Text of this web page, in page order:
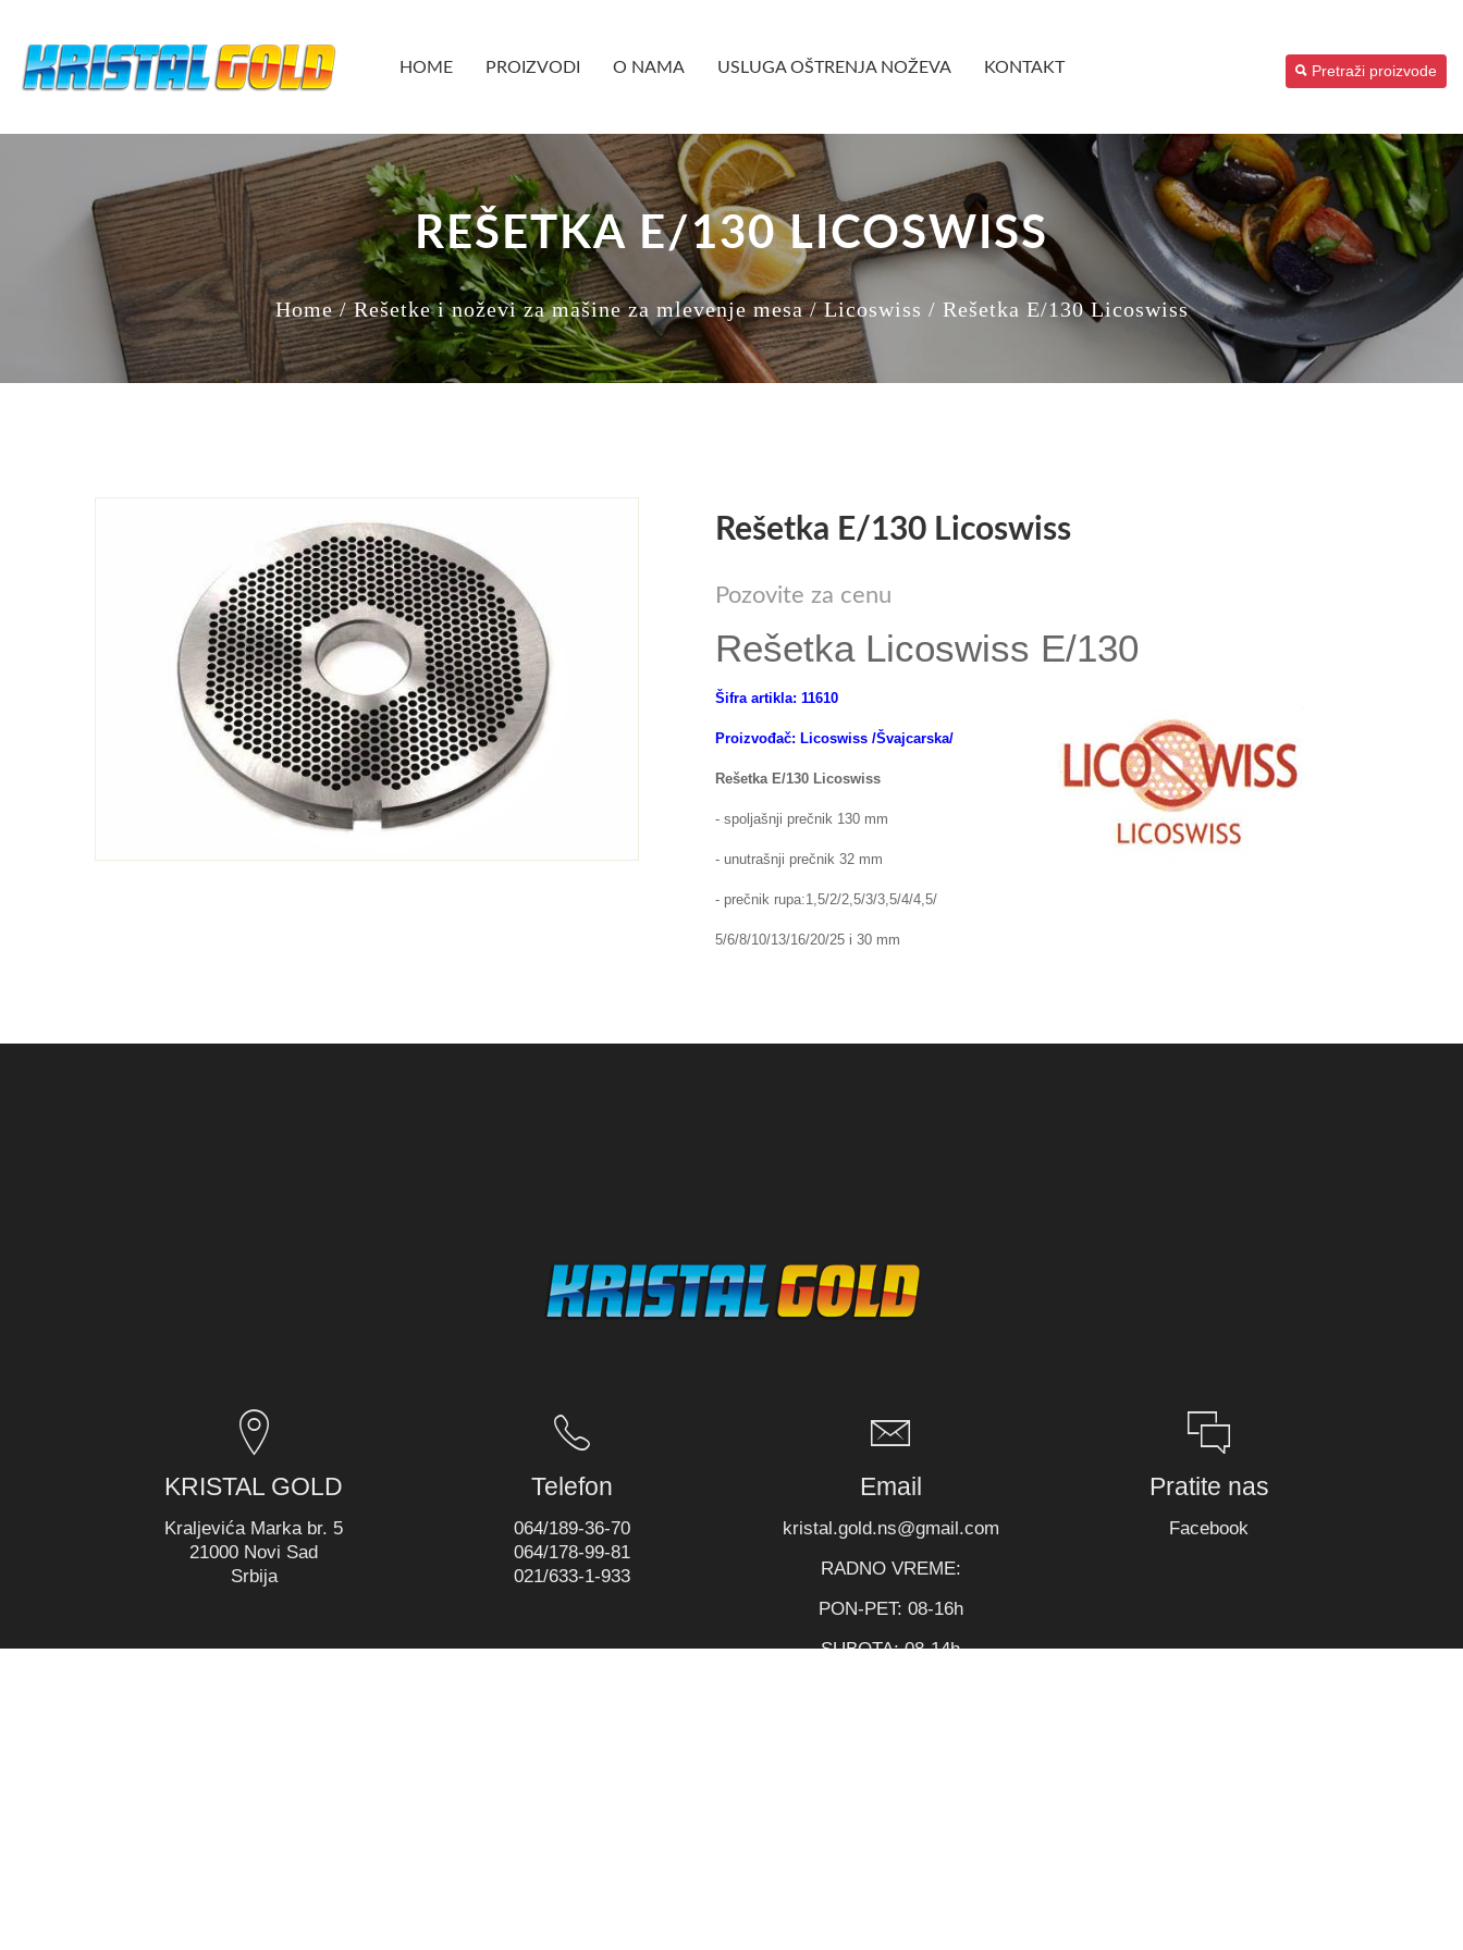
HOME PROIZVODI O NAMA USLUGA OŠTRENJA NOŽEVA KONTAKT Pretraži proizvode
REŠETKA E/130 LICOSWISS
Home / Rešetke i noževi za mašine za mlevenje mesa / Licoswiss / Rešetka E/130 Licoswiss
Rešetka E/130 Licoswiss
Pozovite za cenu
Rešetka Licoswiss E/130
Šifra artikla: 11610
Proizvođač: Licoswiss /Švajcarska/
Rešetka E/130 Licoswiss
- spoljašnji prečnik 130 mm
- unutrašnji prečnik 32 mm
- prečnik rupa:1,5/2/2,5/3/3,5/4/4,5/
5/6/8/10/13/16/20/25 i 30 mm
KRISTAL GOLD
Kraljevića Marka br. 5
21000 Novi Sad
Srbija
Telefon
064/189-36-70
064/178-99-81
021/633-1-933
Email
kristal.gold.ns@gmail.com
RADNO VREME:
PON-PET: 08-16h
SUBOTA: 08-14h
Pratite nas
Facebook